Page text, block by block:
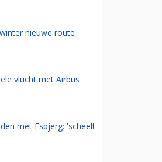
nieuwe route
vlucht met Airbus
met Esbjerg: 'scheelt